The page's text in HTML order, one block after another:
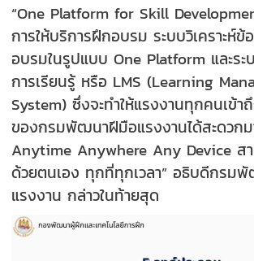
“One Platform for Skill
การให้บริการฝึกอบรม ระบบวิเคราะห์
อบรมในรูปแบบ One Platform และระ
การเรียนรู้ หรือ LMS (Learning
System) ซึ่งจะทำให้แรงงานทุกคนเข้
ของกรมพัฒนาฝีมือแรงงานได้สะดวก
Anytime Anywhere Any Device สา
ด้วยตนเอง ทุกที่ทุกเวลา” อธิบดีกรม
แรงงาน กล่าวในท้ายสุด